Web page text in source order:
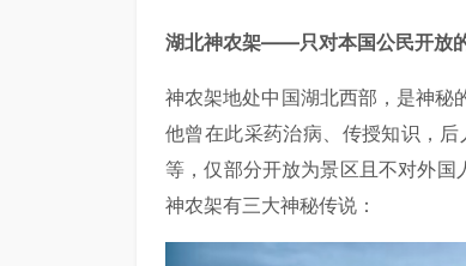
湖北神农架——只对本国公民开放
神农架地处中国湖北西部，是神秘
他曾在此采药治病、传授知识，
等，仅部分开放为景区且不对外国
神农架有三大神秘传说：